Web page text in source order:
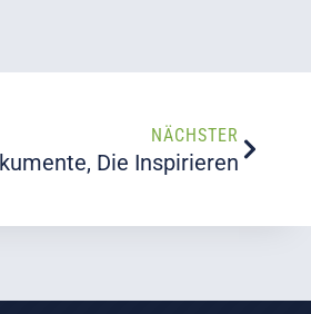
NÄCHSTER
Die Inspirieren